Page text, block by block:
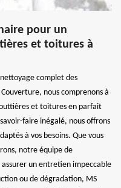
pour un
et toitures à
complet des
nous comprenons à
et toitures en parfait
faire inégalé, nous offrons
à vos besoins. Que vous
notre équipe de
un entretien impeccable
ou de dégradation, MS